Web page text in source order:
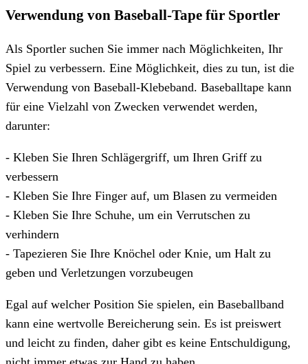
Verwendung von Baseball-Tape für Sportler
Als Sportler suchen Sie immer nach Möglichkeiten, Ihr
Spiel zu verbessern. Eine Möglichkeit, dies zu tun, ist die
Verwendung von Baseball-Klebeband. Baseballtape kann
für eine Vielzahl von Zwecken verwendet werden,
darunter:
- Kleben Sie Ihren Schlägergriff, um Ihren Griff zu
verbessern
- Kleben Sie Ihre Finger auf, um Blasen zu vermeiden
- Kleben Sie Ihre Schuhe, um ein Verrutschen zu
verhindern
- Tapezieren Sie Ihre Knöchel oder Knie, um Halt zu
geben und Verletzungen vorzubeugen
Egal auf welcher Position Sie spielen, ein Baseballband
kann eine wertvolle Bereicherung sein. Es ist preiswert
und leicht zu finden, daher gibt es keine Entschuldigung,